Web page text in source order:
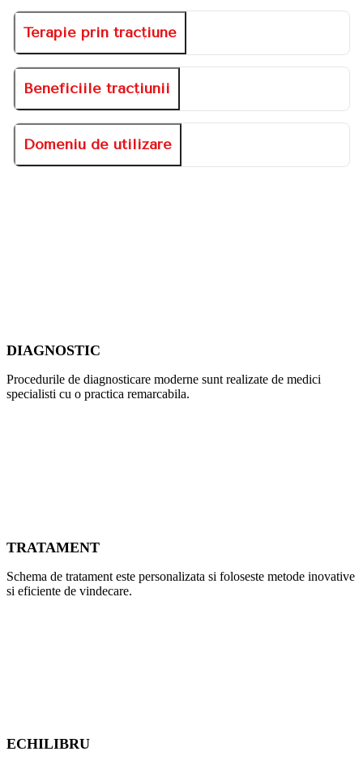
Terapie prin tracțiune
Beneficiile tracțiunii
Domeniu de utilizare
DIAGNOSTIC
Procedurile de diagnosticare moderne sunt realizate de medici
specialisti cu o practica remarcabila.
TRATAMENT
Schema de tratament este personalizata si foloseste metode inovative
si eficiente de vindecare.
ECHILIBRU